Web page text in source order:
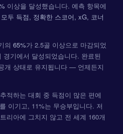
이상을 달성했습니다. 예측 항목에
두 득점, 정확한 스코어, xG, 코너
의 65%가 2.5골 이상으로 마감되었
경기에서 달성되었습니다. 완료된
개 상태로 유지됩니다 — 언제든지
적하는 대회 중 득점이 많은 편에
이기고, 11%는 무승부입니다. 저
리아에 그치지 않고 전 세계 160개